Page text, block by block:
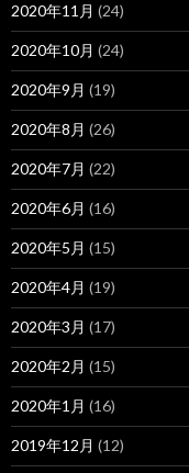
2020年11月 (24)
2020年10月 (24)
2020年9月 (19)
2020年8月 (26)
2020年7月 (22)
2020年6月 (16)
2020年5月 (15)
2020年4月 (19)
2020年3月 (17)
2020年2月 (15)
2020年1月 (16)
2019年12月 (12)